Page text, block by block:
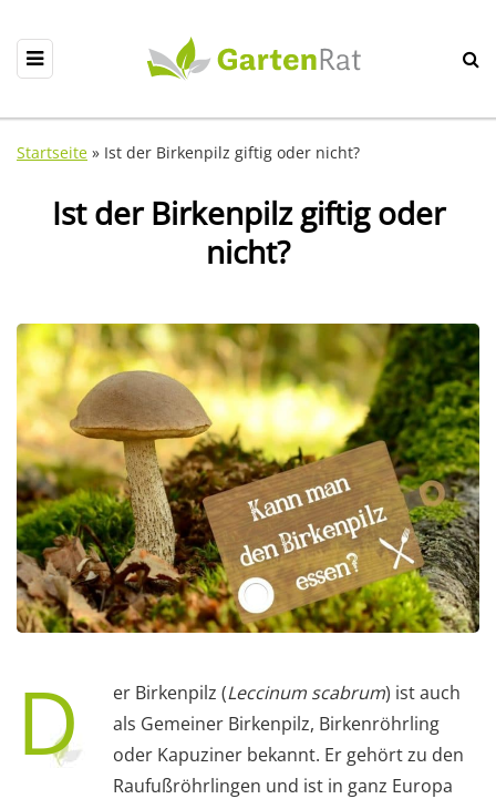
Startseite » Ist der Birkenpilz giftig oder nicht?
Ist der Birkenpilz giftig oder
nicht?
D er Birkenpilz (Leccinum scabrum) ist auch
als Gemeiner Birkenpilz, Birkenröhrling
oder Kapuziner bekannt. Er gehört zu den
Raufußröhrlingen und ist in ganz Europa